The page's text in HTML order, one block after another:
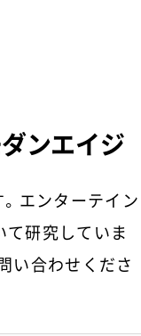
ンエイジ
エンターテイン
て研究していま
い合わせくださ